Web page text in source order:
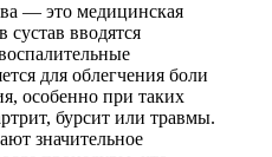
— это медицинская
сустав вводятся
для облегчения боли
особенно при таких
бурсит или травмы.
значительное